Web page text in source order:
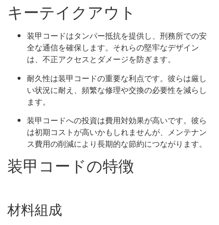
キーテイクアウト
装甲コードはタンパー抵抗を提供し、刑務所での安
全な通信を確保します。それらの堅牢なデザイン
は、不正アクセスとダメージを防ぎます。
耐久性は装甲コードの重要な利点です。彼らは厳し
い状況に耐え、頻繁な修理や交換の必要性を減らし
ます。
装甲コードへの投資は費用対効果が高いです。彼ら
は初期コストが高いかもしれませんが、メンテナン
ス費用の削減により長期的な節約につながります。
装甲コードの特徴
材料組成